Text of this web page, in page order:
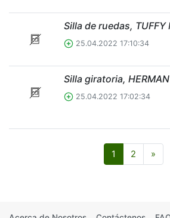
Silla de ruedas, TUFFY
25.04.2022 17:10:34
Silla giratoria,
25.04.2022 17:02:34
1 2 »